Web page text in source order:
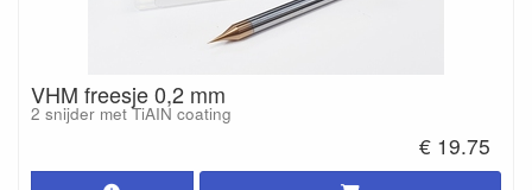
VHM freesje 0,2 mm
2 snijder met TiAIN coating
€ 19.75